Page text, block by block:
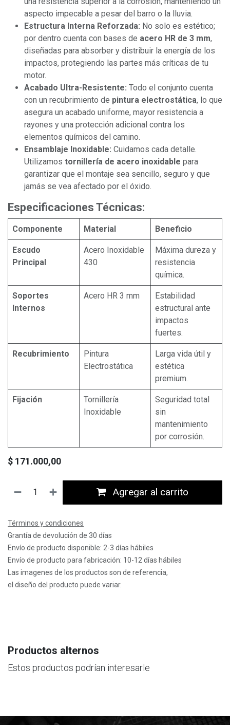
aspecto impecable a pesar del barro o la lluvia.
Estructura Interna Reforzada: No solo es estético;
por dentro cuenta con bases de acero HR de 3 mm,
diseñadas para absorber y distribuir la energía de los
impactos, protegiendo las partes más críticas de tu
motor.
Acabado Ultra-Resistente: Todo el conjunto cuenta
con un recubrimiento de pintura electrostática, lo que
asegura un acabado uniforme, mayor resistencia a
rayones y una protección adicional contra los
elementos químicos del camino.
Ensamblaje Inoxidable: Cuidamos cada detalle.
Utilizamos tornillería de acero inoxidable para
garantizar que el montaje sea sencillo, seguro y que
jamás se vea afectado por el óxido.
Especificaciones Técnicas:
Componente Material Beneficio
Escudo
Principal
Acero Inoxidable
430
Máxima dureza y
resistencia
química.
Soportes
Internos
Acero HR 3 mm
Estabilidad
estructural ante
impactos
fuertes.
Recubrimiento
Pintura
Electrostática
Larga vida útil y
estética
premium.
Fijación
Tornillería
Inoxidable
Seguridad total
sin
mantenimiento
por corrosión.
$ 171.000,00
Agregar al carrito
Términos y condiciones
Grantía de devolución de 30 días
Envío de producto disponible: 2-3 días hábiles
Envío de producto para fabricación: 10-12 días hábiles
Las imagenes de los productos son de referencia,
el diseño del producto puede variar.
Productos alternos
Estos productos podrían interesarle